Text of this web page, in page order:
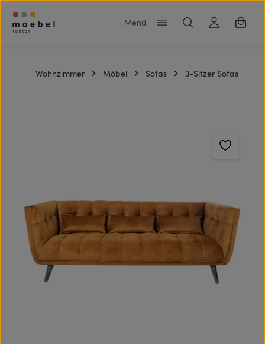
Zum Hauptinhalt springen
Wohnzimmer Möbel Sofas 3-Sitzer Sofas